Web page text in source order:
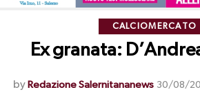
CALCIOMERCATO
Ex granata:
by Redazione Salernitananews 30/08/